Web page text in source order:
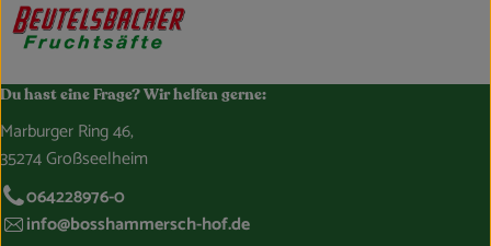
Du hast eine Frage? Wir helfen gerne:
Marburger Ring 46,
35274 Großseelheim
064228976-0
info@bosshammersch-hof.de